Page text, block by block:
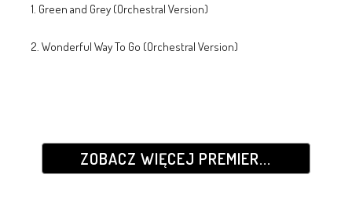
1. Green and Grey (Orchestral Version)
2. Wonderful Way To Go (Orchestral Version)
ZOBACZ WIĘCEJ PREMIER...